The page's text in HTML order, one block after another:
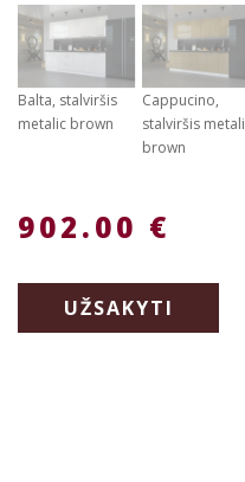
Balta, stalviršis
metalic brown
Cappucino,
stalviršis
brown
902.00 €
UŽSAKYTI